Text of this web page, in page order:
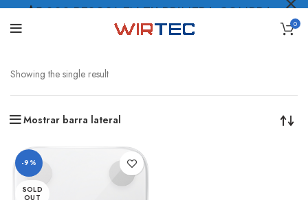
0
Showing the single result
Mostrar barra lateral
-9%
SOLD
OUT
$5.000 PESOS* EN TU PRIMERA COMPRA